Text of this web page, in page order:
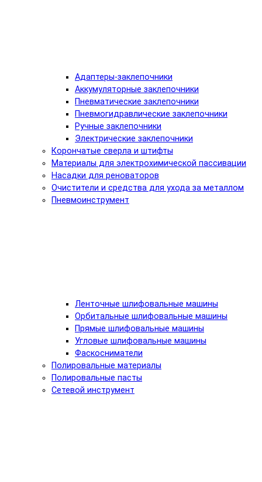
Адаптеры-заклепочники
Аккумуляторные заклепочники
Пневматические заклепочники
Пневмогидравлические заклепочники
Ручные заклепочники
Электрические заклепочники
Корончатые сверла и штифты
Материалы для электрохимической пассивации
Насадки для реноваторов
Очистители и средства для ухода за металлом
Пневмоинструмент
Ленточные шлифовальные машины
Орбитальные шлифовальные машины
Прямые шлифовальные машины
Угловые шлифовальные машины
Фаскосниматели
Полировальные материалы
Полировальные пасты
Сетевой инструмент